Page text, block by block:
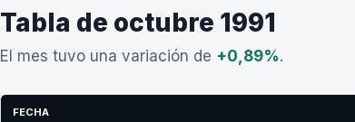
Tabla de octubre 1991
El mes tuvo una variación de +0,89%.
FECHA